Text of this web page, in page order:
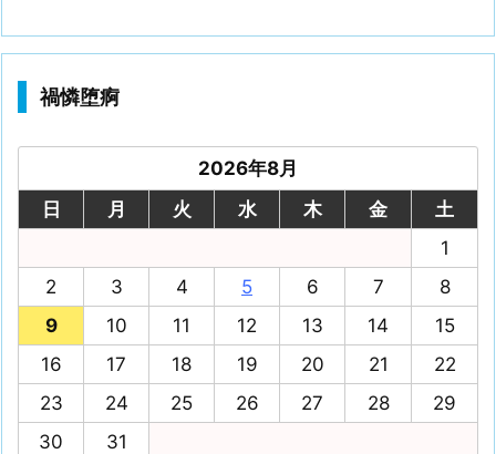
禍憐堕痾
2026年8月
日
月 火 水 木 金
土
1
2
3 4 5 6 7
8
9
10 11 12 13 14
15
16
17 18 19 20 21
22
23
24 25 26 27 28
29
30
31